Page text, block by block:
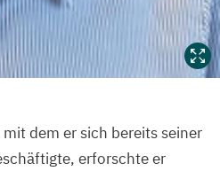
dem er sich bereits seiner
erforschte er